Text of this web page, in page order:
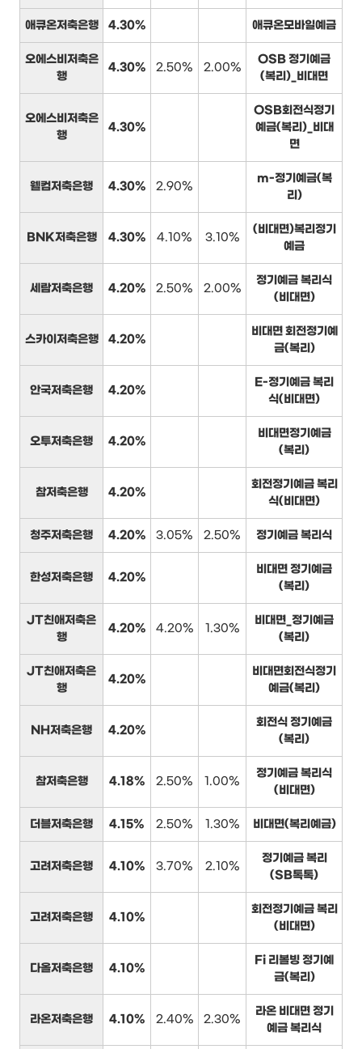
애큐온저축은행 4.30% 애큐온모바일예금
오에스비저축은
행
4.30% 2.50% 2.00%
OSB 정기예금
(복리)_비대면
오에스비저축은
행
4.30%
OSB회전식정기
예금(복리)_비대
면
웰컴저축은행 4.30% 2.90%
m-정기예금(복
리)
BNK저축은행 4.30% 4.10% 3.10%
(비대면)복리정기
예금
세람저축은행 4.20% 2.50% 2.00%
정기예금 복리식
(비대면)
스카이저축은행 4.20%
비대면 회전정기예
금(복리)
안국저축은행 4.20%
E-정기예금 복리
식(비대면)
오투저축은행 4.20%
비대면정기예금
(복리)
참저축은행 4.20%
회전정기예금 복리
식(비대면)
청주저축은행 4.20% 3.05% 2.50% 정기예금 복리식
한성저축은행 4.20%
비대면 정기예금
(복리)
JT친애저축은
행
4.20% 4.20% 1.30%
비대면_정기예금
(복리)
JT친애저축은
행
4.20%
비대면회전식정기
예금(복리)
NH저축은행 4.20%
회전식 정기예금
(복리)
참저축은행 4.18% 2.50% 1.00%
정기예금 복리식
(비대면)
더블저축은행 4.15% 2.50% 1.30% 비대면(복리예금)
고려저축은행 4.10% 3.70% 2.10%
정기예금 복리
(SB톡톡)
고려저축은행 4.10%
회전정기예금 복리
(비대면)
다올저축은행 4.10%
Fi 리볼빙 정기예
금(복리)
라온저축은행 4.10% 2.40% 2.30%
라온 비대면 정기
예금 복리식